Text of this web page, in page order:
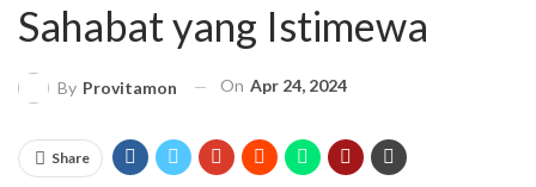
Sahabat yang Istimewa
By Provitamon On Apr 24, 2024
Share